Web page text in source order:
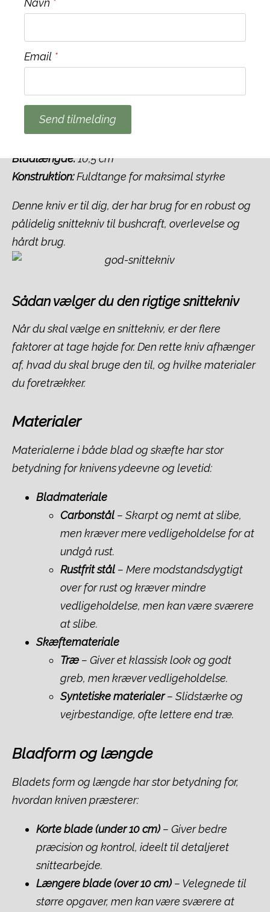
Petromax Bushcraft Knife
slidstærk kniv, der er designet til krævende
Bladlængde:10,5 cm
Konstruktion:Fuldtange for maksimal styrke
Denne kniv er til dig, der har brug for en robust og
pålidelig snittekniv til bushcraft, overlevelse og
hårdt brug.
Sådan vælger du den rigtige snittekniv
Når du skal vælge en snittekniv, er der flere
faktorer at tage højde for. Den rette kniv afhænger
af, hvad du skal bruge den til, og hvilke materialer
du foretrækker.
Materialer
Materialerne i både blad og skæfte har stor
betydning for knivens ydeevne og levetid:
Bladmateriale
Carbonstål – Skarpt og nemt at slibe,
men kræver mere vedligeholdelse for at
undgå rust.
Rustfrit stål – Mere modstandsdygtigt
over for rust og kræver mindre
vedligeholdelse, men kan være sværere
at slibe.
Skæftemateriale
Træ– Giver et klassisk look og godt
greb, men kræver vedligeholdelse.
Syntetiske materialer– Slidstærke og
vejrbestandige, ofte lettere end træ.
Bladform og længde
Bladets form og længde har stor betydning for,
hvordan kniven præsterer:
Korte blade (under 10 cm) – Giver bedre
præcision og kontrol, ideelt til detaljeret
snittearbejde.
Længere blade (over 10 cm) – Velegnede til
større opgaver, men kan være sværere at
Navn *
Email *
Send tilmelding